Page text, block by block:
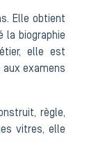
Elle obtient
la biographie
elle est
examens
règle,
vitres, elle